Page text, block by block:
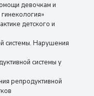
девочкам и
детского и
системы. Нарушения
системы у
репродуктивной